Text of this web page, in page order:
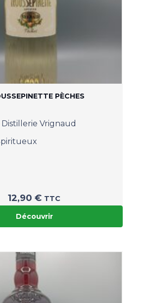
PÈCHES
Distillerie Vrignaud
12,90 € TTC
Découvrir